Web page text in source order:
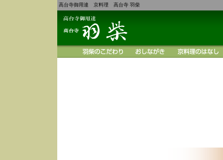
高台寺御用達 京料理 高台寺 羽柴